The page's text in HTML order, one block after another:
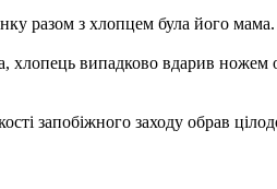
разом з хлопцем була його мама.
хлопець випадково вдарив ножем
запобіжного заходу обрав